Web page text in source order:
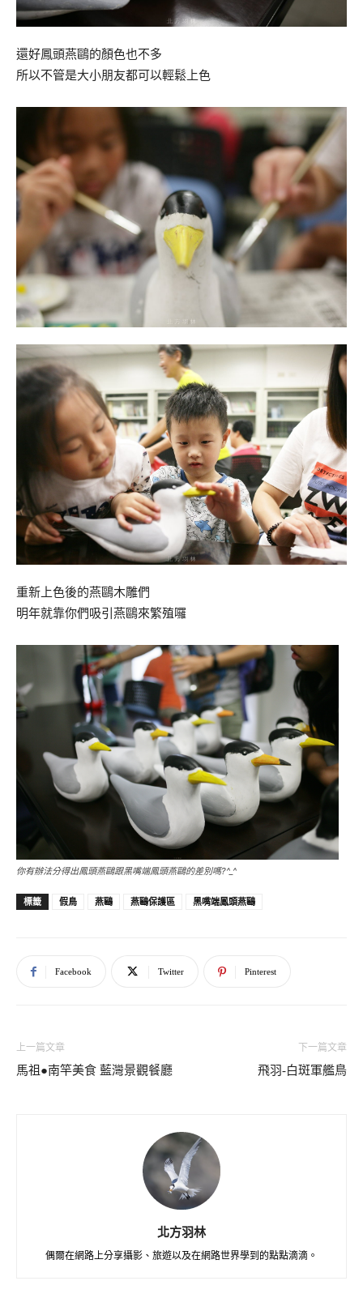
還好鳳頭燕鷗的顏色也不多
所以不管是大小朋友都可以輕鬆上色
重新上色後的燕鷗木雕們
明年就靠你們吸引燕鷗來繁殖囉
你有辦法分得出鳳頭燕鷗跟黑嘴端鳳頭燕鷗的差別嗎?^_^
標籤 假鳥 燕鷗 燕鷗保護區 黑嘴端鳳頭燕鷗
Facebook Twitter Pinterest
上一篇文章
馬祖●南竿美食 藍灣景觀餐廳
下一篇文章
飛羽-白斑軍艦鳥
北方羽林
偶爾在網路上分享攝影、旅遊以及在網路世界學到的點點滴滴。